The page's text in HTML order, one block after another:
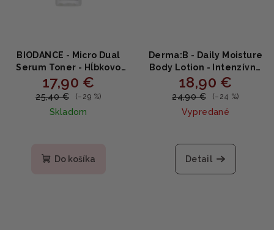
BIODANCE - Micro Dual
Serum Toner - Hĺbkovo
hydratačný toner na pleť
150ml
17,90 €
25,40 € (–29 %)
Skladom
produktu
Do košíka
Derma:B - Daily Moisture
Body Lotion - Intenzívne
hydratačné telové
mlieko 400ml
18,90 €
24,90 € (–24 %)
Vypredané
Detail